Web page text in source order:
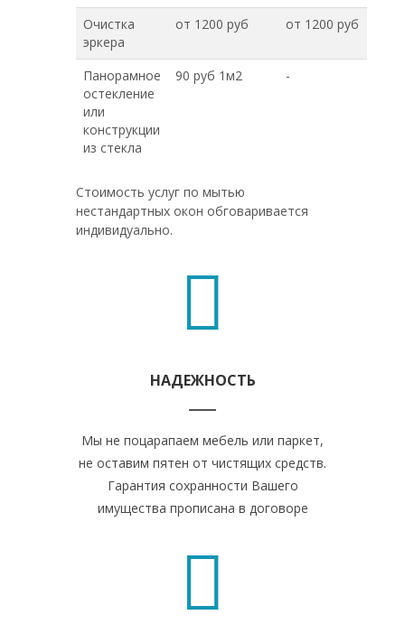
Очистка
эркера
от 1200 руб от 1200 руб
Панорамное
остекление
или
конструкции
из стекла
90 руб 1м2 -
Стоимость услуг по мытью
нестандартных окон обговаривается
индивидуально.
НАДЕЖНОСТЬ
Мы не поцарапаем мебель или паркет,
не оставим пятен от чистящих средств.
Гарантия сохранности Вашего
имущества прописана в договоре